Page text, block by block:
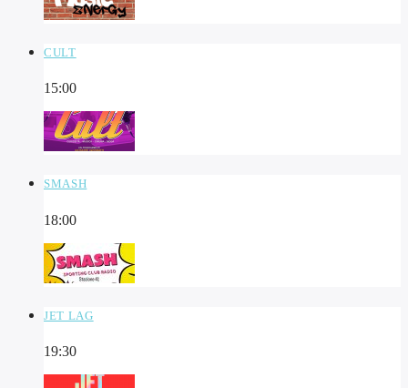
CULT
15:00
SMASH
18:00
JET LAG
19:30